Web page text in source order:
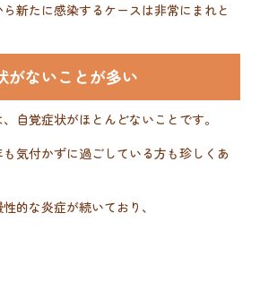
新たに感染するケースは非常にまれと
がないことが多い
自覚症状がほとんどないことです。
気付かずに過ごしている方も珍しくあ
的な炎症が続いており、